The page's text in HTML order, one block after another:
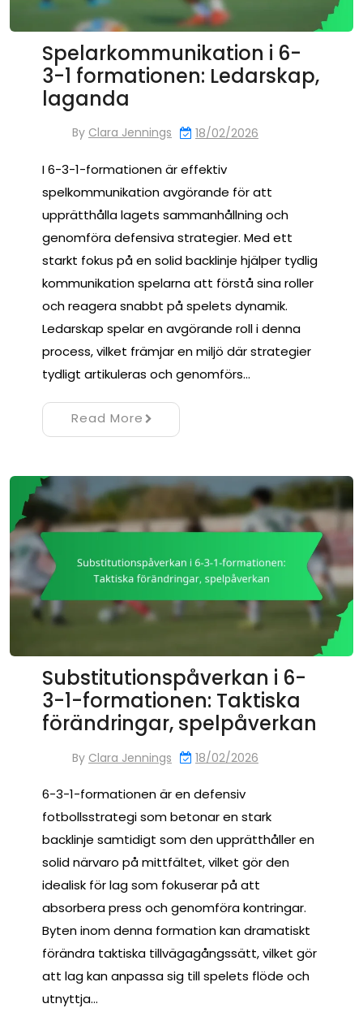
Spelarkommunikation i 6-
3-1 formationen: Ledarskap,
laganda
By Clara Jennings 18/02/2026
I 6-3-1-formationen är effektiv
spelkommunikation avgörande för att
upprätthålla lagets sammanhållning och
genomföra defensiva strategier. Med ett
starkt fokus på en solid backlinje hjälper tydlig
kommunikation spelarna att förstå sina roller
och reagera snabbt på spelets dynamik.
Ledarskap spelar en avgörande roll i denna
process, vilket främjar en miljö där strategier
tydligt artikuleras och genomförs…
Read More
Substitutionspåverkan i 6-
3-1-formationen: Taktiska
förändringar, spelpåverkan
By Clara Jennings 18/02/2026
6-3-1-formationen är en defensiv
fotbollsstrategi som betonar en stark
backlinje samtidigt som den upprätthåller en
solid närvaro på mittfältet, vilket gör den
idealisk för lag som fokuserar på att
absorbera press och genomföra kontringar.
Byten inom denna formation kan dramatiskt
förändra taktiska tillvägagångssätt, vilket gör
att lag kan anpassa sig till spelets flöde och
utnyttja…